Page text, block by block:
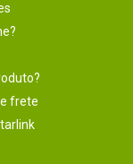
frete